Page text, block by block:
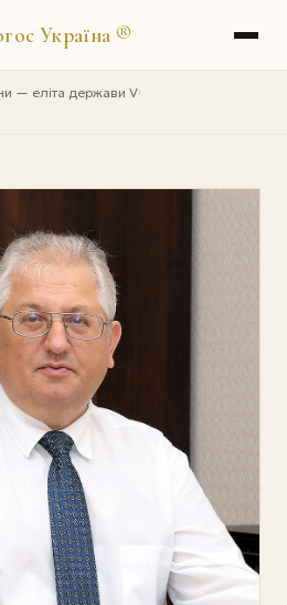
Україна ®
— еліта держави V›